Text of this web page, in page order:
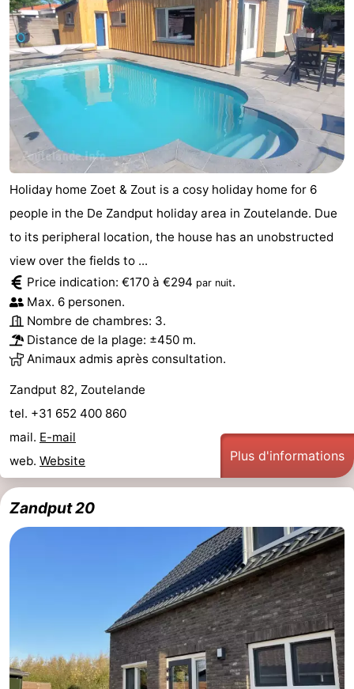
Holiday home Zoet & Zout is a cosy holiday home for 6
people in the De Zandput holiday area in Zoutelande. Due
to its peripheral location, the house has an unobstructed
view over the fields to ...
Price indication: €170 à €294 par nuit.
Max. 6 personen.
Nombre de chambres: 3.
Distance de la plage: ±450 m.
Animaux admis après consultation.
Zandput 82, Zoutelande
tel. +31 652 400 860
mail. E-mail
web. Website Plus d'informations
Zandput 20